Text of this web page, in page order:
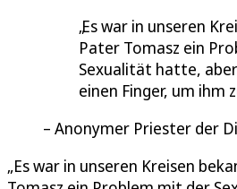
Es war in unseren
Pater Tomasz ein
Sexualität hatte,
einen Finger, um ihm
Anonymer Priester der
„Es war in unseren Kreisen